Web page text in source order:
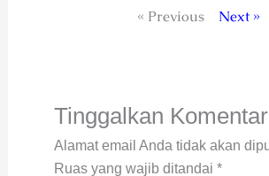
« Previous Next »
Tinggalkan Komentar
Alamat email Anda tidak akan
Ruas yang wajib ditandai *